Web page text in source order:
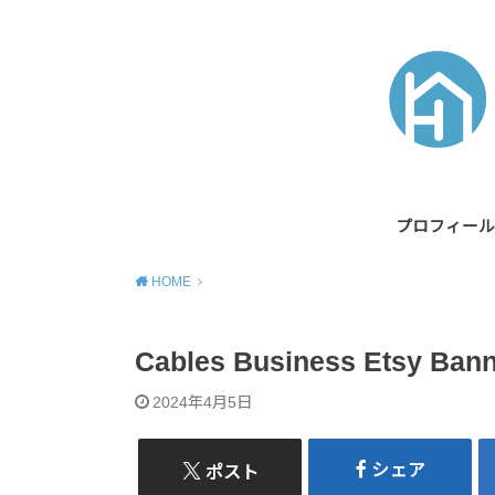
プロフィール
HOME
Cables Business Etsy
2024年4月5日
ポスト シェア